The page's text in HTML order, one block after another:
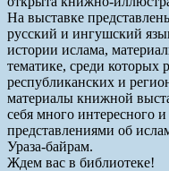
На выставке
русский и ингушский
истории ислама,
тематике, среди которых
республиканских и
материалы книжной
себя много интересного
представлениями об
Ураза-байрам.
Ждем вас в библиотеке!